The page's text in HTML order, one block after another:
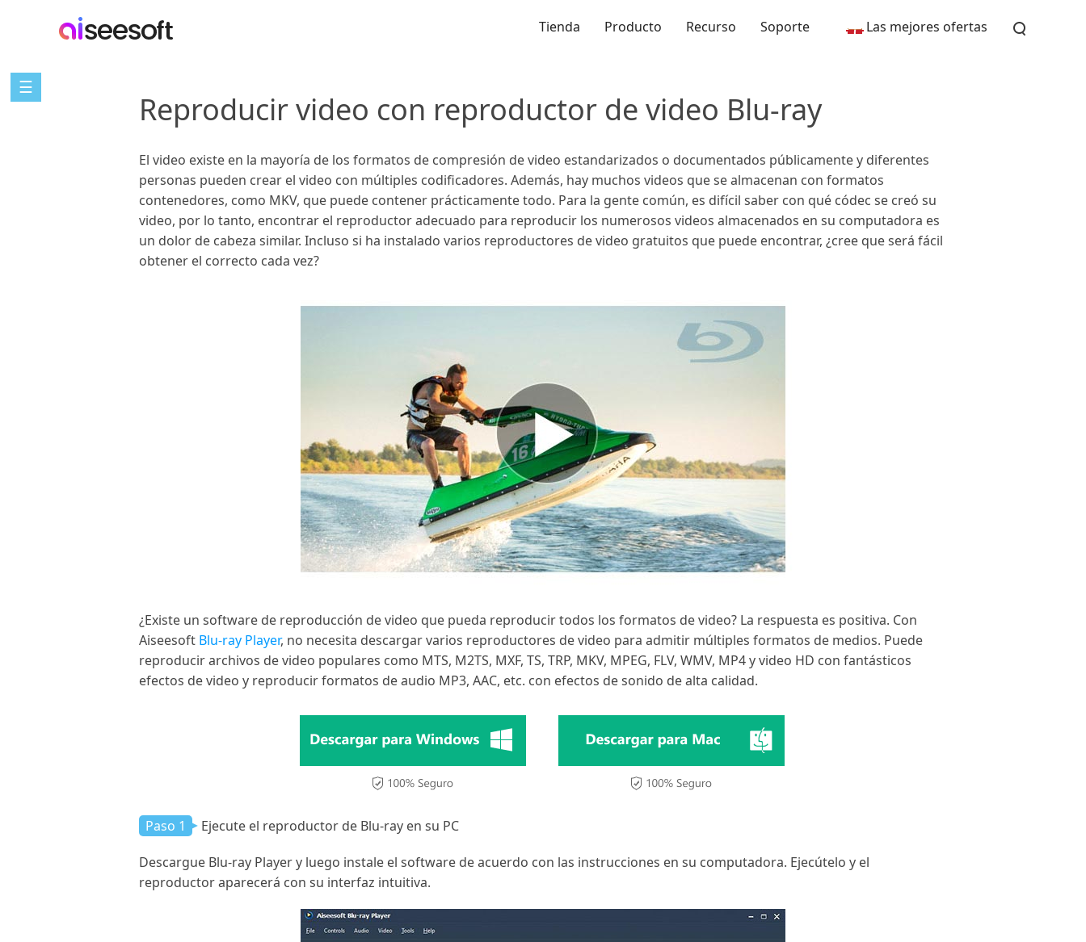
Tienda Producto Recurso Soporte Las mejores ofertas
☰
Reproducir video con reproductor de video Blu-ray
El video existe en la mayoría de los formatos de compresión de video estandarizados o documentados públicamente y diferentes
personas pueden crear el video con múltiples codificadores. Además, hay muchos videos que se almacenan con formatos
contenedores, como MKV, que puede contener prácticamente todo. Para la gente común, es difícil saber con qué códec se creó su
video, por lo tanto, encontrar el reproductor adecuado para reproducir los numerosos videos almacenados en su computadora es
un dolor de cabeza similar. Incluso si ha instalado varios reproductores de video gratuitos que puede encontrar, ¿cree que será fácil
obtener el correcto cada vez?
¿Existe un software de reproducción de video que pueda reproducir todos los formatos de video? La respuesta es positiva. Con
Aiseesoft Blu-ray Player, no necesita descargar varios reproductores de video para admitir múltiples formatos de medios. Puede
reproducir archivos de video populares como MTS, M2TS, MXF, TS, TRP, MKV, MPEG, FLV, WMV, MP4 y video HD con fantásticos
efectos de video y reproducir formatos de audio MP3, AAC, etc. con efectos de sonido de alta calidad.
Paso 1 Ejecute el reproductor de Blu-ray en su PC
Descargue Blu-ray Player y luego instale el software de acuerdo con las instrucciones en su computadora. Ejecútelo y el
reproductor aparecerá con su interfaz intuitiva.